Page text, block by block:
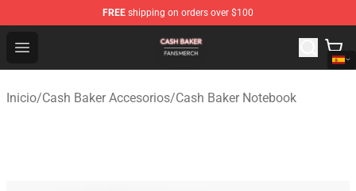
FREE shipping on orders over $100
Open menu
Cash Baker Shop - Official Cash Baker Merchandise
Inicio/Cash Baker Accesorios/Cash Baker Notebook